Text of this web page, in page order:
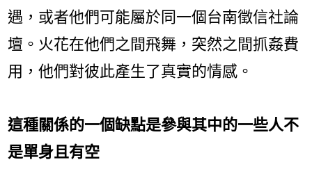
遇，或者他們可能屬於同一個台南徵信社論
壇。火花在他們之間飛舞，突然之間抓姦費
用，他們對彼此產生了真實的情感。
這種關係的一個缺點是參與其中的一些人不
是單身且有空